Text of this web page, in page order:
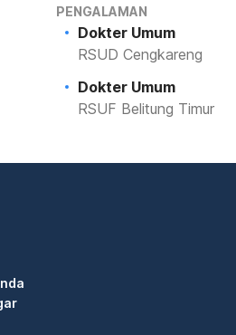
PENGALAMAN
Dokter Umum
RSUD Cengkareng
Dokter Umum
RSUF Belitung Timur